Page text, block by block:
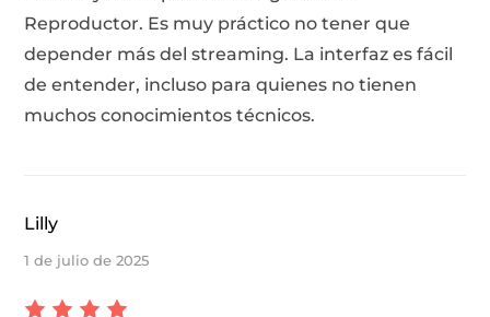
Reproductor. Es muy práctico no tener que
depender más del streaming. La interfaz es fácil
de entender, incluso para quienes no tienen
muchos conocimientos técnicos.
Lilly
1 de julio de 2025